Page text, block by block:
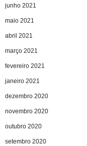
junho 2021
maio 2021
abril 2021
março 2021
fevereiro 2021
janeiro 2021
dezembro 2020
novembro 2020
outubro 2020
setembro 2020